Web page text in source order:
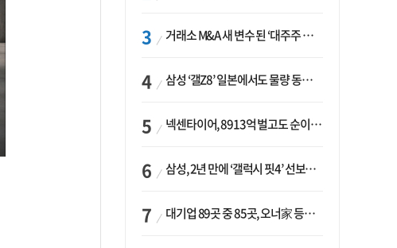
거래소 M&A 새 변수 된 ‘대주주 심사’…네이버·두나무 결합도 영향권
삼성 ‘갤Z8’ 일본에서도 물량 동났다…애플 참전 앞두고 선두 수성 ‘시험대’
넥센타이어, 8913억 벌고도 순이익 2억…유럽 세부담에 이익 증발
삼성, 2년 만에 ‘갤럭시 핏4’ 선보이나…웨어러블 생태계 확장 ‘시동’
대기업 89곳 중 85곳, 오너家 등기임원 겸직…BS 46곳·SM 45곳 ‘족벌경영’ 고착화